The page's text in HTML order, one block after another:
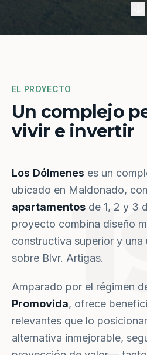
EL PROYECTO
Un complejo
vivir e invertir
Los Dólmenes es un
ubicado en Maldonado,
apartamentos de 1, 2 y 3
proyecto combina diseño
constructiva superior y
sobre Blvr. Artigas.
Amparado por el régimen
Promovida, ofrece
relevantes que lo
alternativa inmejorable,